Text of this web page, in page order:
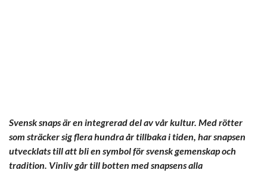
Svensk snaps är en integrerad del av vår kultur. Med rötter
som sträcker sig flera hundra år tillbaka i tiden, har snapsen
utvecklats till att bli en symbol för svensk gemenskap och
tradition. Vinliv går till botten med snapsens alla